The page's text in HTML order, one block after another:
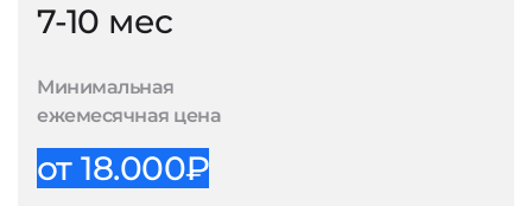
7-10 мес
Минимальная
ежемесячная цена
от 18.000₽